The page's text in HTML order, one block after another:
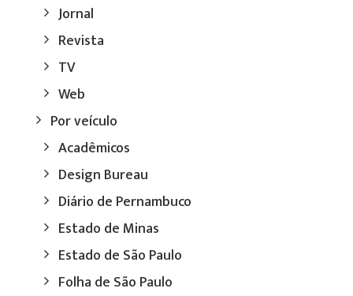
Jornal
Revista
TV
Web
Por veículo
Acadêmicos
Design Bureau
Diário de Pernambuco
Estado de Minas
Estado de São Paulo
Folha de São Paulo